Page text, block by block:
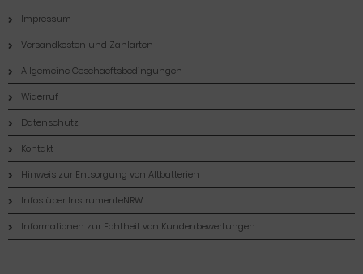
Impressum
Versandkosten und Zahlarten
Allgemeine Geschaeftsbedingungen
Widerruf
Datenschutz
Kontakt
Hinweis zur Entsorgung von Altbatterien
Infos über InstrumenteNRW
Informationen zur Echtheit von Kundenbewertungen